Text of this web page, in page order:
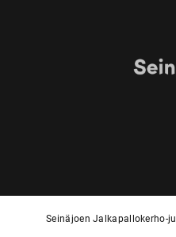
Seinäjoen Jalkapallokerho-